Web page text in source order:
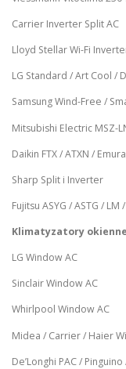
Carrier Inverter Split AC
Lloyd Stellar Wi-Fi
LG Standard / Art Cool /
Samsung Wind-Free /
Mitsubishi Electric MSZ-
Daikin FTX / ATXN /
Sharp Split i Inverter
Fujitsu ASYG / ASTG / LM
Klimatyzatory
LG Window AC
Sinclair Window AC
Whirlpool Window AC
Midea / Carrier / Haier
De’Longhi PAC /